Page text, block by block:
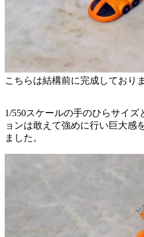
こちらは結構前に完成しており
1/550スケールの手のひらサイ
ョンは敢えて強めに行い巨大感
ました。